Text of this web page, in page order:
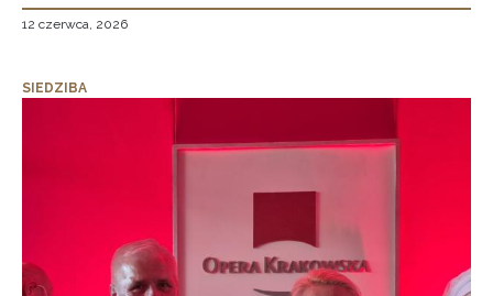
12 czerwca, 2026
SIEDZIBA